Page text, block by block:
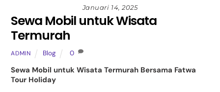
Januari 14, 2025
Sewa Mobil untuk Wisata
Termurah
ADMIN Blog 0
Sewa Mobil untuk Wisata Termurah Bersama Fatwa
Tour Holiday